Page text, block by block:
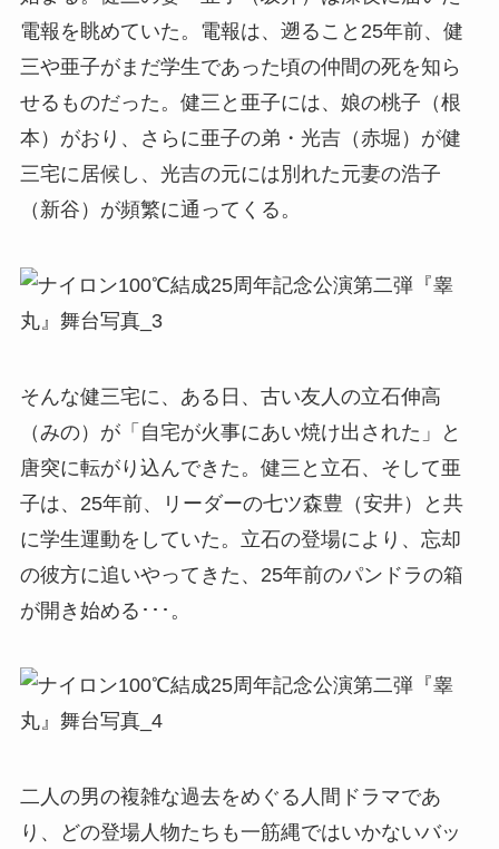
電報を眺めていた。電報は、遡ること25年前、健
三や亜子がまだ学生であった頃の仲間の死を知ら
せるものだった。健三と亜子には、娘の桃子（根
本）がおり、さらに亜子の弟・光吉（赤堀）が健
三宅に居候し、光吉の元には別れた元妻の浩子
（新谷）が頻繁に通ってくる。
そんな健三宅に、ある日、古い友人の立石伸高
（みの）が「自宅が火事にあい焼け出された」と
唐突に転がり込んできた。健三と立石、そして亜
子は、25年前、リーダーの七ツ森豊（安井）と共
に学生運動をしていた。立石の登場により、忘却
の彼方に追いやってきた、25年前のパンドラの箱
が開き始める･･･。
二人の男の複雑な過去をめぐる人間ドラマであ
り、どの登場人物たちも一筋縄ではいかないバッ